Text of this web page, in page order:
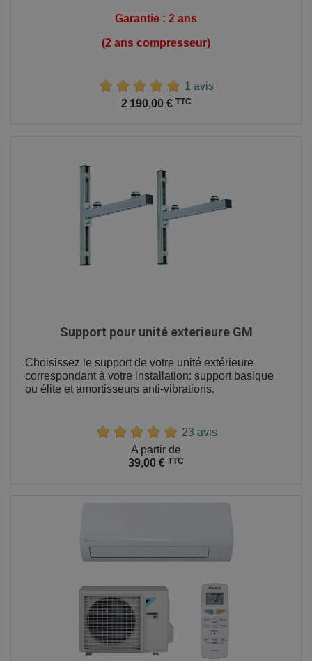
Garantie : 2 ans
(2 ans compresseur)
1 avis
2 190,00 € TTC
Support pour unité exterieure GM
Choisissez le support de votre unité extérieure
correspondant à votre installation: support basique
ou élite et amortisseurs anti-vibrations.
23 avis
A partir de
39,00 € TTC